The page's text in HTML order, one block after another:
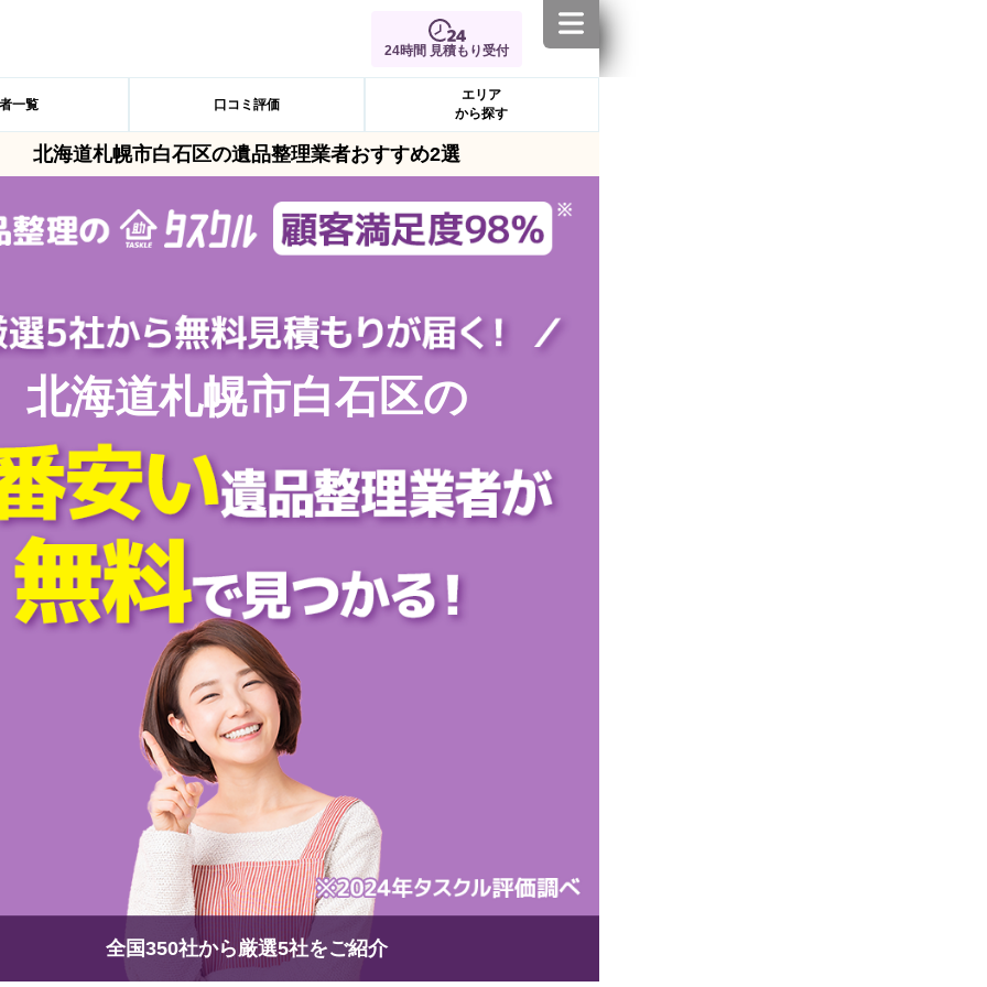
24時間 見積もり受付
一覧 口コミ評価
エリア
から探す
北海道札幌市白石区の遺品整理業者おすすめ2選
北海道札幌市白石区の
全国350社から厳選5社をご紹介